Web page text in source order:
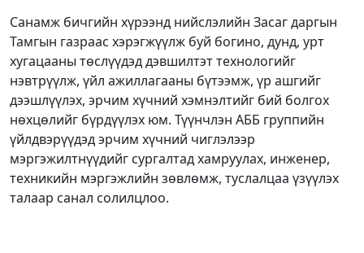
Санамж бичгийн хүрээнд нийслэлийн Засаг даргын
Тамгын газраас хэрэгжүүлж буй богино, дунд, урт
хугацааны төслүүдэд дэвшилтэт технологийг
нэвтрүүлж, үйл ажиллагааны бүтээмж, үр ашгийг
дээшлүүлэх, эрчим хүчний хэмнэлтийг бий болгох
нөхцөлийг бүрдүүлэх юм. Түүнчлэн АББ группийн
үйлдвэрүүдэд эрчим хүчний чиглэлээр
мэргэжилтнүүдийг сургалтад хамруулах, инженер,
техникийн мэргэжлийн зөвлөмж, туслалцаа үзүүлэх
талаар санал солилцлоо.